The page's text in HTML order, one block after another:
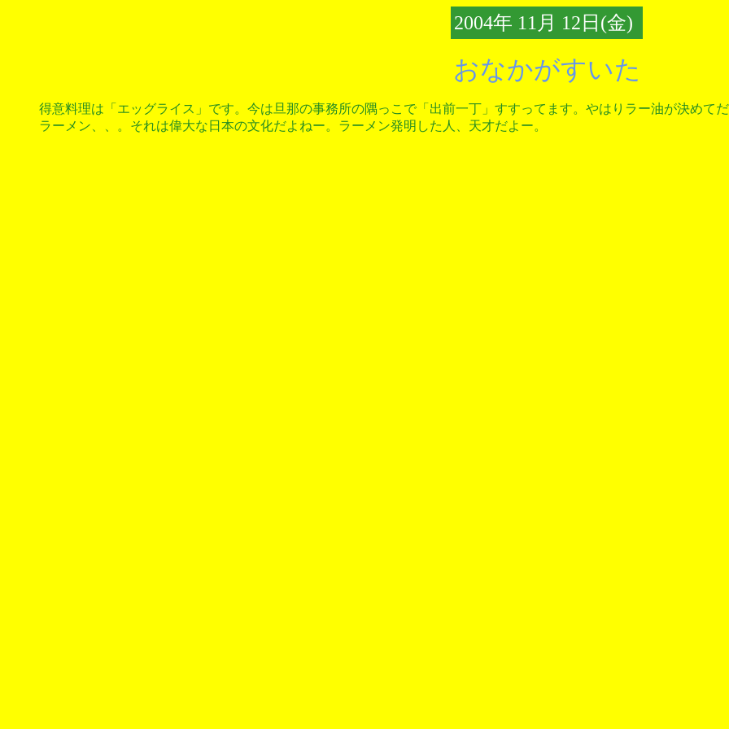
2004年 11月 12日(金)
おなかがすいた
得意料理は「エッグライス」です。今は旦那の事務所の隅っこで「出前一丁」すすってます。やはりラー油が決めて
ラーメン、、。それは偉大な日本の文化だよねー。ラーメン発明した人、天才だよー。